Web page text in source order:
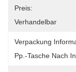
Preis:
Verhandelbar
Verpackung
Pp.-Tasche Nach